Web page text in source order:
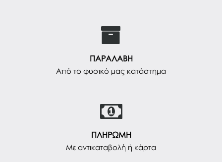
ΠΑΡΑΛΑΒΗ
Από το φυσικό μας κατάστημα
ΠΛΗΡΩΜΗ
Με αντικαταβολή ή κάρτα